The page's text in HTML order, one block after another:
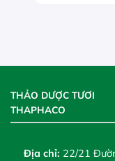
THẢO DƯỢC TƯƠI
THAPHACO
Địa chỉ: 22/21